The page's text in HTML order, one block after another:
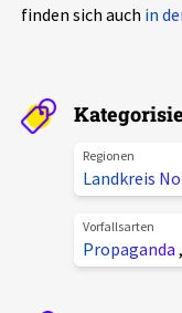
Kontakt
Spenden
chronik.LE in der
finden sich auch in
Regionen
Landkreis
Vorfallsarten
Propaganda ,